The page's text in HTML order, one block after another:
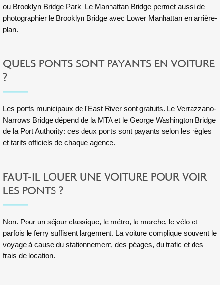
ou Brooklyn Bridge Park. Le Manhattan Bridge permet aussi de
photographier le Brooklyn Bridge avec Lower Manhattan en arrière-
plan.
QUELS PONTS SONT PAYANTS EN VOITURE
?
Les ponts municipaux de l'East River sont gratuits. Le Verrazzano-
Narrows Bridge dépend de la MTA et le George Washington Bridge
de la Port Authority: ces deux ponts sont payants selon les règles
et tarifs officiels de chaque agence.
FAUT-IL LOUER UNE VOITURE POUR VOIR
LES PONTS ?
Non. Pour un séjour classique, le métro, la marche, le vélo et
parfois le ferry suffisent largement. La voiture complique souvent le
voyage à cause du stationnement, des péages, du trafic et des
frais de location.